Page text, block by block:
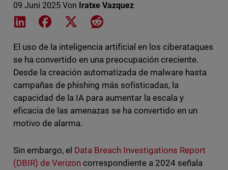
09 Juni 2025 Von Iratxe Vazquez
Share on LinkedIn
Share on Facebook
Share on XShare on Reddit
El uso de la inteligencia artificial en los ciberataques
se ha convertido en una preocupación creciente.
Desde la creación automatizada de malware hasta
campañas de phishing más sofisticadas, la
capacidad de la IA para aumentar la escala y
eficacia de las amenazas se ha convertido en un
motivo de alarma.
Sin embargo, el Data Breach Investigations Report
(DBIR) de Verizoncorrespondiente a 2024 señala